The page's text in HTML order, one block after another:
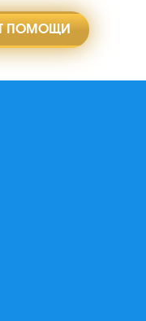
ПОМОЩИ